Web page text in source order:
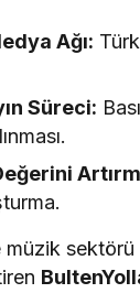
Ağı:
Süreci:
müzik